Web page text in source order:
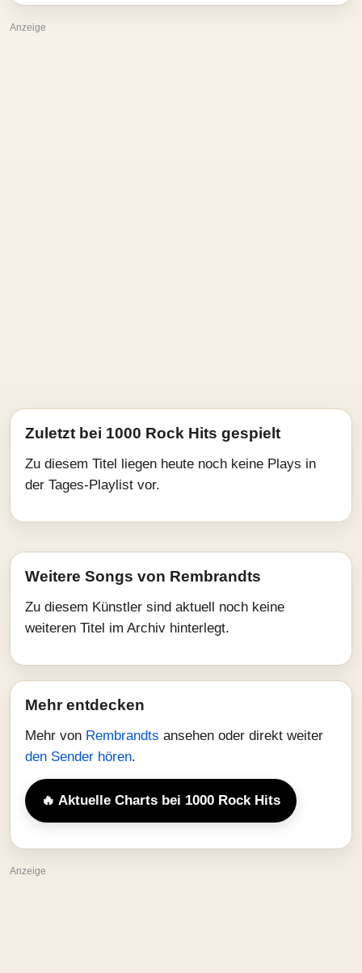
Anzeige
Zuletzt bei 1000 Rock Hits gespielt
Zu diesem Titel liegen heute noch keine Plays in
der Tages-Playlist vor.
Weitere Songs von Rembrandts
Zu diesem Künstler sind aktuell noch keine
weiteren Titel im Archiv hinterlegt.
Mehr entdecken
Mehr von Rembrandts ansehen oder direkt weiter
den Sender hören.
🔥 Aktuelle Charts bei 1000 Rock Hits
Anzeige